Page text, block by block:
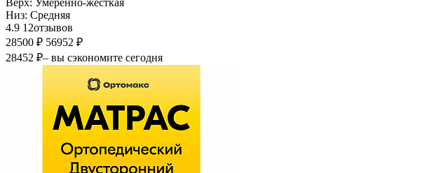
Низ: Средняя
4.9 12отзывов
28500 ₽ 56952 ₽
28452 ₽– вы сэкономите сегодня